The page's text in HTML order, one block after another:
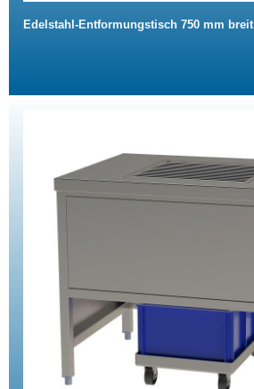
Edelstahl-Entformungstisch 750 mm breit